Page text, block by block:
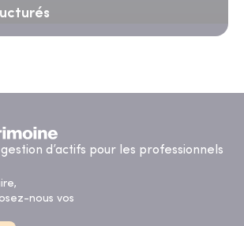
gestion d’actifs pour les professionnels
nous vos